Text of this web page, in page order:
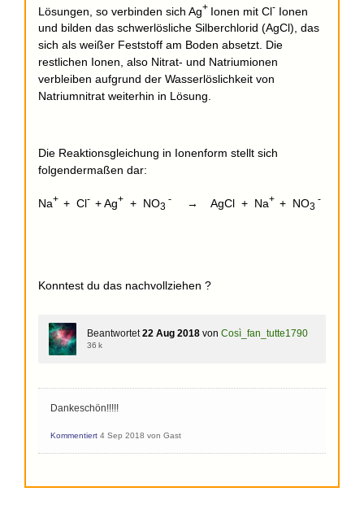
Lösungen, so verbinden sich Ag+ Ionen mit Cl- Ionen
und bilden das schwerlösliche Silberchlorid (AgCl), das
sich als weißer Feststoff am Boden absetzt. Die
restlichen Ionen, also Nitrat- und Natriumionen
verbleiben aufgrund der Wasserlöslichkeit von
Natriumnitrat weiterhin in Lösung.
Die Reaktionsgleichung in Ionenform stellt sich
folgendermaßen dar:
Na+ + Cl- + Ag+ + NO3
- → AgCl + Na+ + NO3
-
Konntest du das nachvollziehen ?
Beantwortet 22 Aug 2018 von Così_fan_tutte1790
36 k
Dankeschön!!!!!
Kommentiert 4 Sep 2018 von Gast